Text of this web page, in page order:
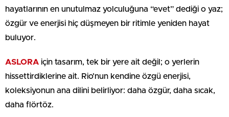
hayatlarının en unutulmaz yolculuğuna “evet” dediği o yaz;
özgür ve enerjisi hiç düşmeyen bir ritimle yeniden hayat
buluyor.
ASLORA için tasarım, tek bir yere ait değil; o yerlerin
hissettirdiklerine ait. Rio’nun kendine özgü enerjisi,
koleksiyonun ana dilini belirliyor: daha özgür, daha sıcak,
daha flörtöz.